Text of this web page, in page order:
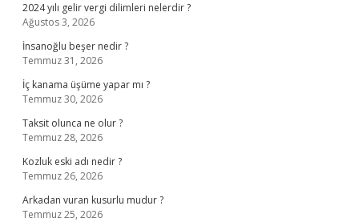
2024 yılı gelir vergi dilimleri nelerdir ?
Ağustos 3, 2026
İnsanoğlu beşer nedir ?
Temmuz 31, 2026
İç kanama üşüme yapar mı ?
Temmuz 30, 2026
Taksit olunca ne olur ?
Temmuz 28, 2026
Kozluk eski adı nedir ?
Temmuz 26, 2026
Arkadan vuran kusurlu mudur ?
Temmuz 25, 2026